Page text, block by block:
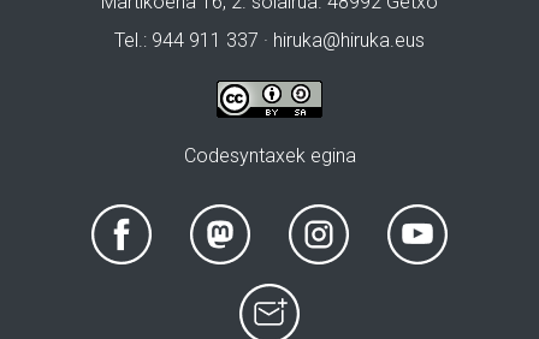
Tel.: 944 911 337 · hiruka@hiruka.eus
Codesyntaxek egina